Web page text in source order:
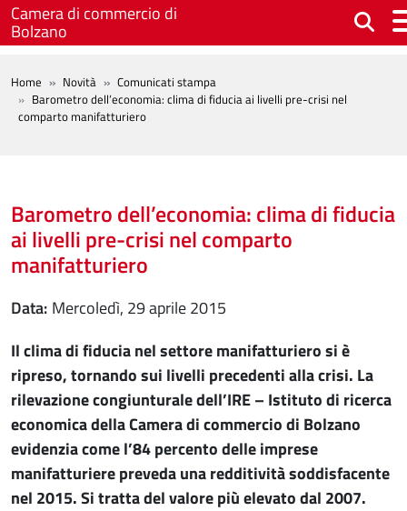
Salta al contenuto principale
Camera di commercio di
Bolzano
BREADCRUMB
Home Novità
Comunicati stampa
Barometro dell’economia: clima di fiducia ai livelli pre-crisi nel
comparto manifatturiero
Barometro dell’economia: clima di fiducia
ai livelli pre-crisi nel comparto
manifatturiero
Data
mercoledì, 29 aprile 2015
Il clima di fiducia nel settore manifatturiero si è
ripreso, tornando sui livelli precedenti alla crisi. La
rilevazione congiunturale dell’IRE – Istituto di ricerca
economica della Camera di commercio di Bolzano
evidenzia come l’84 percento delle imprese
manifatturiere preveda una redditività soddisfacente
nel 2015. Si tratta del valore più elevato dal 2007.